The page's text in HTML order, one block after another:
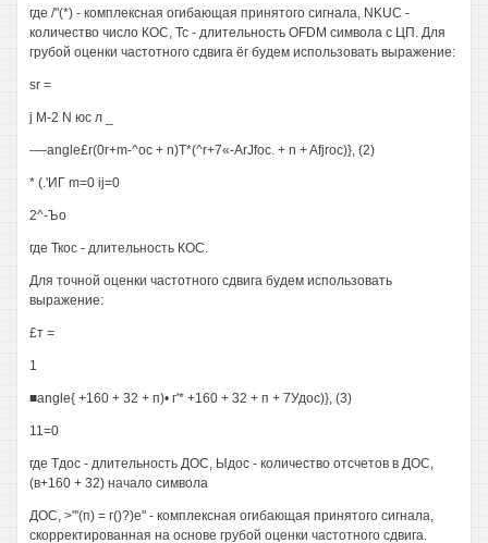
где /"(*) - комплексная огибающая принятого сигнала, NKUC -
количество число КОС, Тс - длительность OFDM символа с ЦП. Для
грубой оценки частотного сдвига ёг будем использовать выражение:
sr =
j М-2 N юс л _
-—angle£r(0r+m-^oc + n)T*(^r+7«-ArJfoc. + n + Afjroc)}, (2)
* (.'ИГ m=0 ij=0
2^-Ъо
где Ткос - длительность КОС.
Для точной оценки частотного сдвига будем использовать
выражение:
£т =
1
■angle{ +160 + 32 + п)• г'* +160 + 32 + п + 7Удос)}, (3)
11=0
где Тдос - длительность ДОС, Ыдос - количество отсчетов в ДОС,
(в+160 + 32) начало символа
ДОС, >"'(п) = г()?)е" - комплексная огибающая принятого сигнала,
скорректированная на основе грубой оценки частотного сдвига.